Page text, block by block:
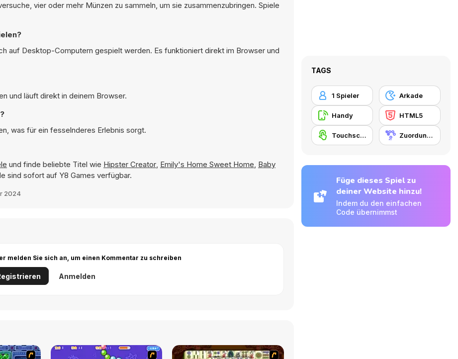
vier oder mehr Münzen zu sammeln, um sie zusammenzubringen. Spiele
auf Desktop-Computern gespielt werden. Es funktioniert direkt im Browser und
und läuft direkt in deinem Browser.
was für ein fesselnderes Erlebnis sorgt.
und finde beliebte Titel wie Hipster Creator, Emily's Home Sweet Home, Baby
sind sofort auf Y8 Games verfügbar.
2024
melden Sie sich an, um einen Kommentar zu schreiben
Anmelden
TAGS
1 Spieler Arkade
Handy HTML5
Touchscreen Zuordungsspiel
Füge dieses Spiel zu
deiner Website hinzu!
Indem du den einfachen
Code übernimmst